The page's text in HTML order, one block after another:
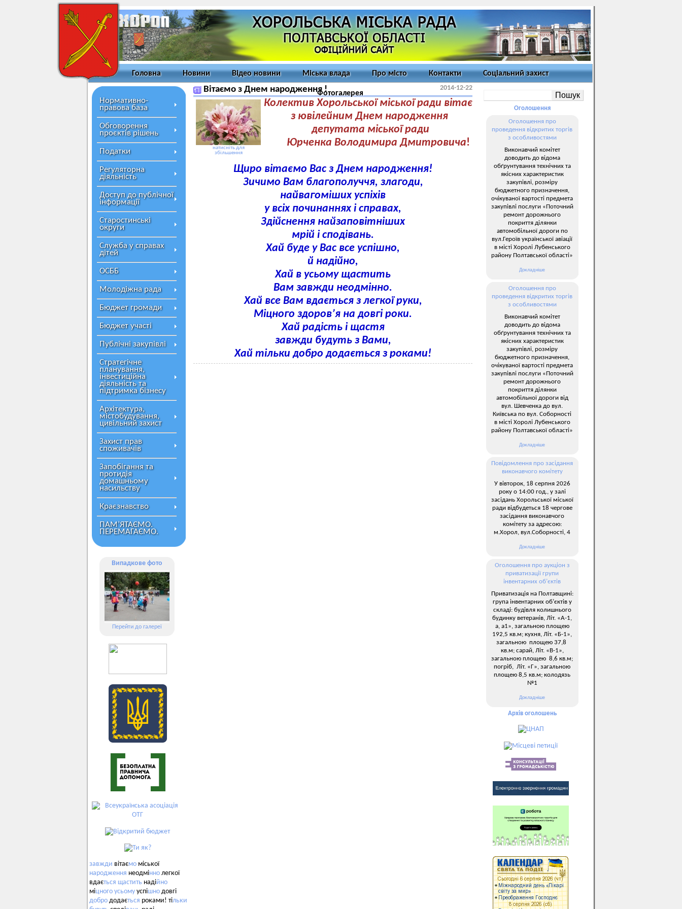
Головна Новини Відео новини Міська влада Про місто Контакти Соціальний захист
Фотогалерея
Нормативно-
правова база
Обговорення
проєктів рішень
Податки
Регуляторна
діяльність
Доступ до публічної
інформації
Старостинські
округи
Служба у справах
дітей
ОСББ
Молодіжна рада
Бюджет громади
Бюджет участі
Публічні закупівлі
Стратегічне
планування,
інвестиційна
діяльність та
підтримка бізнесу
Архітектура,
містобудування,
цивільний захист
Захист прав
споживачів
Запобігання та
протидія
домашньому
насильству
Краєзнавство
ПАМ’ЯТАЄМО.
ПЕРЕМАГАЄМО.
Випадкове фото
Перейти до галереї
завжди вітаємо міської
народження неодмінно легкої
вдається щастить надійно
міцного усьому успішно довгі
добро додається роками! тільки
Вітаємо з Днем народження ! 2014-12-22
натисніть для
збільшення
Колектив Хорольської міської ради вітає
з ювілейним Днем народження
депутата міської ради
Юрченка Володимира Дмитровича!
Щиро вітаємо Вас з Днем народження!
Зичимо Вам благополуччя, злагоди,
найвагоміших успіхів
у всіх починаннях і справах,
Здійснення найзаповітніших
мрій і сподівань.
Хай буде у Вас все успішно,
й надійно,
Хай в усьому щастить
Вам завжди неодмінно.
Хай все Вам вдається з легкої руки,
Міцного здоров’я на довгі роки.
Хай радість і щастя
завжди будуть з Вами,
Хай тільки добро додається з роками!
Оголошення
Оголошення про
проведення відкритих торгів
з особливостями
Виконавчий комітет
доводить до відома
обґрунтування технічних та
якісних характеристик
закупівлі, розміру
бюджетного призначення,
очікуваної вартості предмета
закупівлі послуги «Поточний
ремонт дорожнього
покриття ділянки
автомобільної дороги по
вул.Героїв української авіації
в місті Хоролі Лубенського
району Полтавської області»
Докладніше
Оголошення про
проведення відкритих торгів
з особливостями
Виконавчий комітет
доводить до відома
обґрунтування технічних та
якісних характеристик
закупівлі, розміру
бюджетного призначення,
очікуваної вартості предмета
закупівлі послуги «Поточний
ремонт дорожнього
покриття ділянки
автомобільної дороги від
вул. Шевченка до вул.
Київська по вул. Соборності
в місті Хоролі Лубенського
району Полтавської області»
Докладніше
Повідомлення про засідання
виконавчого комітету
У вівторок, 18 серпня 2026
року о 14:00 год., у залі
засідань Хорольської міської
ради відбудеться 18 чергове
засідання виконавчого
комітету за адресою:
м.Хорол, вул.Соборності, 4
Докладніше
Оголошення про аукціон з
приватизації групи
інвентарних об’єктів
Приватизація на Полтавщині:
група інвентарних об’єктів у
складі: будівля колишнього
будинку ветеранів, Літ. «А-1,
а, а1», загальною площею
192,5 кв.м; кухня, Літ. «Б-1»,
загальною площею 37,8
кв.м; сарай, Літ. «В-1»,
загальною площею 8,6 кв.м;
погріб, Літ. «Г», загальною
площею 8,5 кв.м; колодязь
№1
Докладніше
Архів оголошень